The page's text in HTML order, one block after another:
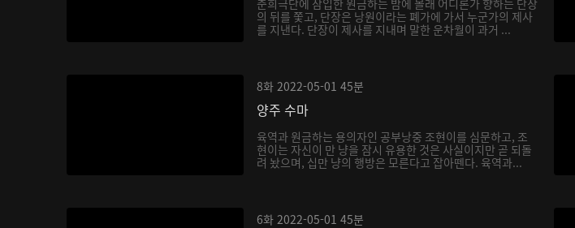
춘희극단에 잠입한 원금하는 밤에 몰래 어디론가 향하는 단장
의 뒤를 쫓고, 단장은 낭원이라는 폐가에 가서 누군가의 제사
를 지낸다. 단장이 제사를 지내며 말한 운차월이 과거 ...
8화 2022-05-01 45분
양주 수마
육역과 원금하는 용의자인 공부낭중 조현이를 심문하고, 조
현이는 자신이 만 냥을 잠시 유용한 것은 사실이지만 곧 되돌
려 놨으며, 십만 냥의 행방은 모른다고 잡아뗀다. 육역과...
6화 2022-05-01 45분